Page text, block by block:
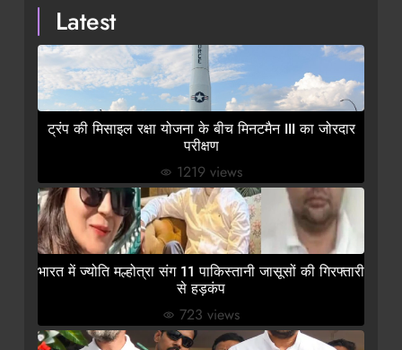
Latest
ट्रंप की मिसाइल रक्षा योजना के बीच मिनटमैन III का जोरदार
परीक्षण
1219 views
भारत में ज्योति मल्होत्रा संग 11 पाकिस्तानी जासूसों की गिरफ्तारी
से हड़कंप
723 views